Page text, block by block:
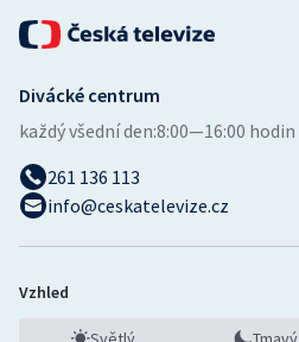
Volejbal
Divácké centrum
každý všední den:8:00—16:00 hodin
261 136 113
info@ceskatelevize.cz
Vzhled